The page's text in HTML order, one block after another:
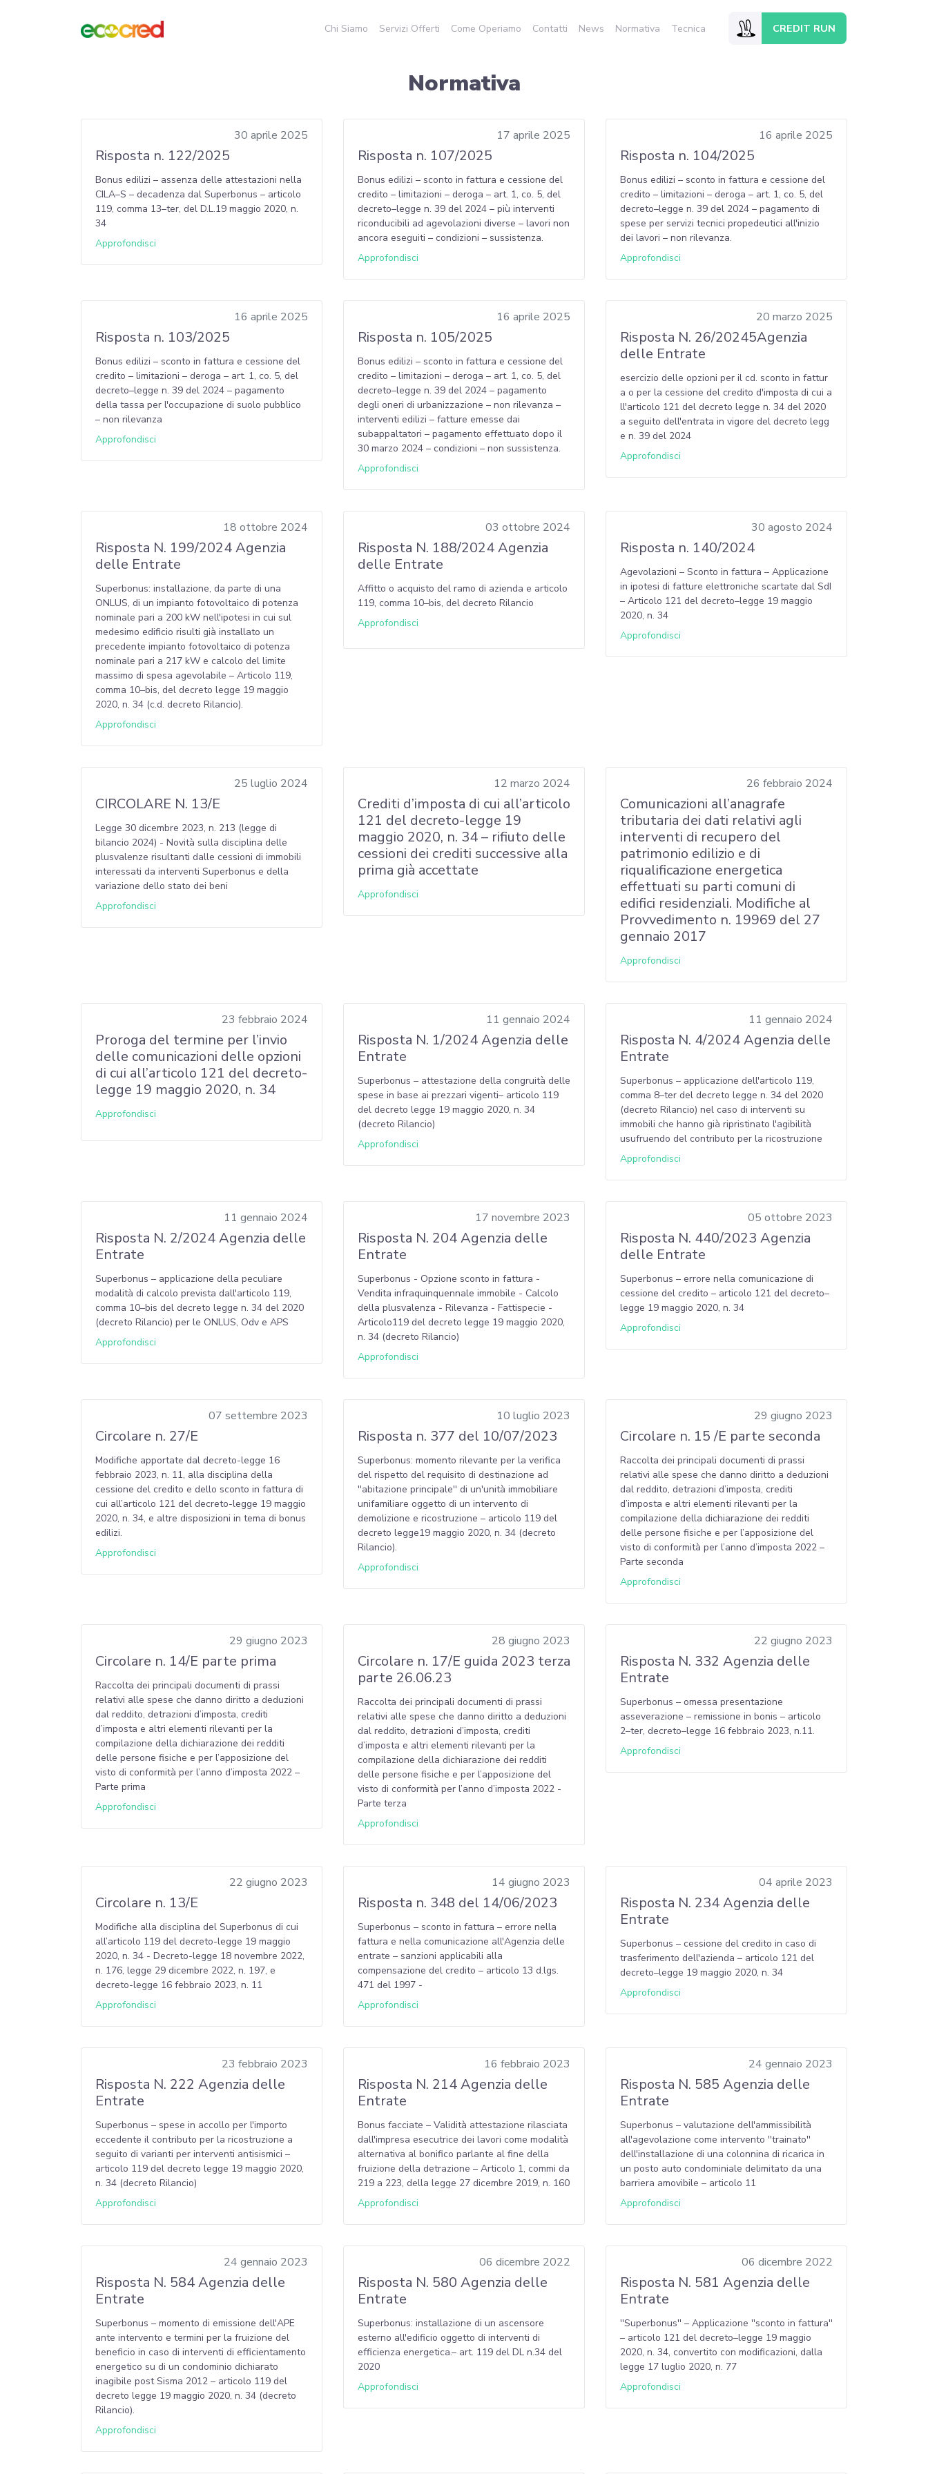
Chi Siamo Servizi Offerti Come Operiamo Contatti News Normativa Tecnica CREDIT RUN
Normativa
30 aprile 2025
Risposta n. 122/2025
Bonus edilizi – assenza delle attestazioni nella
CILA–S – decadenza dal Superbonus – articolo
119, comma 13–ter, del D.L.19 maggio 2020, n.
34
Approfondisci
17 aprile 2025
Risposta n. 107/2025
Bonus edilizi – sconto in fattura e cessione del
credito – limitazioni – deroga – art. 1, co. 5, del
decreto–legge n. 39 del 2024 – più interventi
riconducibili ad agevolazioni diverse – lavori non
ancora eseguiti – condizioni – sussistenza.
Approfondisci
16 aprile 2025
Risposta n. 104/2025
Bonus edilizi – sconto in fattura e cessione del
credito – limitazioni – deroga – art. 1, co. 5, del
decreto–legge n. 39 del 2024 – pagamento di
spese per servizi tecnici propedeutici all'inizio
dei lavori – non rilevanza.
Approfondisci
16 aprile 2025
Risposta n. 103/2025
Bonus edilizi – sconto in fattura e cessione del
credito – limitazioni – deroga – art. 1, co. 5, del
decreto–legge n. 39 del 2024 – pagamento
della tassa per l'occupazione di suolo pubblico
– non rilevanza
Approfondisci
16 aprile 2025
Risposta n. 105/2025
Bonus edilizi – sconto in fattura e cessione del
credito – limitazioni – deroga – art. 1, co. 5, del
decreto–legge n. 39 del 2024 – pagamento
degli oneri di urbanizzazione – non rilevanza –
interventi edilizi – fatture emesse dai
subappaltatori – pagamento effettuato dopo il
30 marzo 2024 – condizioni – non sussistenza.
Approfondisci
20 marzo 2025
Risposta N. 26/20245Agenzia
delle Entrate
esercizio delle opzioni per il cd. sconto in fattur
a o per la cessione del credito d'imposta di cui a
ll'articolo 121 del decreto legge n. 34 del 2020
a seguito dell'entrata in vigore del decreto legg
e n. 39 del 2024
Approfondisci
18 ottobre 2024
Risposta N. 199/2024 Agenzia
delle Entrate
Superbonus: installazione, da parte di una
ONLUS, di un impianto fotovoltaico di potenza
nominale pari a 200 kW nell'ipotesi in cui sul
medesimo edificio risulti già installato un
precedente impianto fotovoltaico di potenza
nominale pari a 217 kW e calcolo del limite
massimo di spesa agevolabile – Articolo 119,
comma 10–bis, del decreto legge 19 maggio
2020, n. 34 (c.d. decreto Rilancio).
Approfondisci
03 ottobre 2024
Risposta N. 188/2024 Agenzia
delle Entrate
Affitto o acquisto del ramo di azienda e articolo
119, comma 10–bis, del decreto Rilancio
Approfondisci
30 agosto 2024
Risposta n. 140/2024
Agevolazioni – Sconto in fattura – Applicazione
in ipotesi di fatture elettroniche scartate dal SdI
– Articolo 121 del decreto–legge 19 maggio
2020, n. 34
Approfondisci
25 luglio 2024
CIRCOLARE N. 13/E
Legge 30 dicembre 2023, n. 213 (legge di
bilancio 2024) - Novità sulla disciplina delle
plusvalenze risultanti dalle cessioni di immobili
interessati da interventi Superbonus e della
variazione dello stato dei beni
Approfondisci
12 marzo 2024
Crediti d’imposta di cui all’articolo
121 del decreto-legge 19
maggio 2020, n. 34 – rifiuto delle
cessioni dei crediti successive alla
prima già accettate
Approfondisci
26 febbraio 2024
Comunicazioni all’anagrafe
tributaria dei dati relativi agli
interventi di recupero del
patrimonio edilizio e di
riqualificazione energetica
effettuati su parti comuni di
edifici residenziali. Modifiche al
Provvedimento n. 19969 del 27
gennaio 2017
Approfondisci
23 febbraio 2024
Proroga del termine per l’invio
delle comunicazioni delle opzioni
di cui all’articolo 121 del decreto-
legge 19 maggio 2020, n. 34
Approfondisci
11 gennaio 2024
Risposta N. 1/2024 Agenzia delle
Entrate
Superbonus – attestazione della congruità delle
spese in base ai prezzari vigenti– articolo 119
del decreto legge 19 maggio 2020, n. 34
(decreto Rilancio)
Approfondisci
11 gennaio 2024
Risposta N. 4/2024 Agenzia delle
Entrate
Superbonus – applicazione dell'articolo 119,
comma 8–ter del decreto legge n. 34 del 2020
(decreto Rilancio) nel caso di interventi su
immobili che hanno già ripristinato l'agibilità
usufruendo del contributo per la ricostruzione
Approfondisci
11 gennaio 2024
Risposta N. 2/2024 Agenzia delle
Entrate
Superbonus – applicazione della peculiare
modalità di calcolo prevista dall'articolo 119,
comma 10–bis del decreto legge n. 34 del 2020
(decreto Rilancio) per le ONLUS, Odv e APS
Approfondisci
17 novembre 2023
Risposta N. 204 Agenzia delle
Entrate
Superbonus - Opzione sconto in fattura -
Vendita infraquinquennale immobile - Calcolo
della plusvalenza - Rilevanza - Fattispecie -
Articolo119 del decreto legge 19 maggio 2020,
n. 34 (decreto Rilancio)
Approfondisci
05 ottobre 2023
Risposta N. 440/2023 Agenzia
delle Entrate
Superbonus – errore nella comunicazione di
cessione del credito – articolo 121 del decreto–
legge 19 maggio 2020, n. 34
Approfondisci
07 settembre 2023
Circolare n. 27/E
Modifiche apportate dal decreto-legge 16
febbraio 2023, n. 11, alla disciplina della
cessione del credito e dello sconto in fattura di
cui all’articolo 121 del decreto-legge 19 maggio
2020, n. 34, e altre disposizioni in tema di bonus
edilizi.
Approfondisci
10 luglio 2023
Risposta n. 377 del 10/07/2023
Superbonus: momento rilevante per la verifica
del rispetto del requisito di destinazione ad
''abitazione principale'' di un'unità immobiliare
unifamiliare oggetto di un intervento di
demolizione e ricostruzione – articolo 119 del
decreto legge19 maggio 2020, n. 34 (decreto
Rilancio).
Approfondisci
29 giugno 2023
Circolare n. 15 /E parte seconda
Raccolta dei principali documenti di prassi
relativi alle spese che danno diritto a deduzioni
dal reddito, detrazioni d’imposta, crediti
d’imposta e altri elementi rilevanti per la
compilazione della dichiarazione dei redditi
delle persone fisiche e per l’apposizione del
visto di conformità per l’anno d’imposta 2022 –
Parte seconda
Approfondisci
29 giugno 2023
Circolare n. 14/E parte prima
Raccolta dei principali documenti di prassi
relativi alle spese che danno diritto a deduzioni
dal reddito, detrazioni d’imposta, crediti
d’imposta e altri elementi rilevanti per la
compilazione della dichiarazione dei redditi
delle persone fisiche e per l’apposizione del
visto di conformità per l’anno d’imposta 2022 –
Parte prima
Approfondisci
28 giugno 2023
Circolare n. 17/E guida 2023 terza
parte 26.06.23
Raccolta dei principali documenti di prassi
relativi alle spese che danno diritto a deduzioni
dal reddito, detrazioni d’imposta, crediti
d’imposta e altri elementi rilevanti per la
compilazione della dichiarazione dei redditi
delle persone fisiche e per l’apposizione del
visto di conformità per l’anno d’imposta 2022 -
Parte terza
Approfondisci
22 giugno 2023
Risposta N. 332 Agenzia delle
Entrate
Superbonus – omessa presentazione
asseverazione – remissione in bonis – articolo
2–ter, decreto–legge 16 febbraio 2023, n.11.
Approfondisci
22 giugno 2023
Circolare n. 13/E
Modifiche alla disciplina del Superbonus di cui
all’articolo 119 del decreto-legge 19 maggio
2020, n. 34 - Decreto-legge 18 novembre 2022,
n. 176, legge 29 dicembre 2022, n. 197, e
decreto-legge 16 febbraio 2023, n. 11
Approfondisci
14 giugno 2023
Risposta n. 348 del 14/06/2023
Superbonus – sconto in fattura – errore nella
fattura e nella comunicazione all'Agenzia delle
entrate – sanzioni applicabili alla
compensazione del credito – articolo 13 d.lgs.
471 del 1997 -
Approfondisci
04 aprile 2023
Risposta N. 234 Agenzia delle
Entrate
Superbonus – cessione del credito in caso di
trasferimento dell'azienda – articolo 121 del
decreto–legge 19 maggio 2020, n. 34
Approfondisci
23 febbraio 2023
Risposta N. 222 Agenzia delle
Entrate
Superbonus – spese in accollo per l'importo
eccedente il contributo per la ricostruzione a
seguito di varianti per interventi antisismici –
articolo 119 del decreto legge 19 maggio 2020,
n. 34 (decreto Rilancio)
Approfondisci
16 febbraio 2023
Risposta N. 214 Agenzia delle
Entrate
Bonus facciate – Validità attestazione rilasciata
dall'impresa esecutrice dei lavori come modalità
alternativa al bonifico parlante al fine della
fruizione della detrazione – Articolo 1, commi da
219 a 223, della legge 27 dicembre 2019, n. 160
Approfondisci
24 gennaio 2023
Risposta N. 585 Agenzia delle
Entrate
Superbonus – valutazione dell'ammissibilità
all'agevolazione come intervento ''trainato''
dell'installazione di una colonnina di ricarica in
un posto auto condominiale delimitato da una
barriera amovibile – articolo 11
Approfondisci
24 gennaio 2023
Risposta N. 584 Agenzia delle
Entrate
Superbonus – momento di emissione dell'APE
ante intervento e termini per la fruizione del
beneficio in caso di interventi di efficientamento
energetico su di un condominio dichiarato
inagibile post Sisma 2012 – articolo 119 del
decreto legge 19 maggio 2020, n. 34 (decreto
Rilancio).
Approfondisci
06 dicembre 2022
Risposta N. 580 Agenzia delle
Entrate
Superbonus: installazione di un ascensore
esterno all'edificio oggetto di interventi di
efficienza energetica.– art. 119 del DL n.34 del
2020
Approfondisci
06 dicembre 2022
Risposta N. 581 Agenzia delle
Entrate
''Superbonus'' – Applicazione ''sconto in fattura''
– articolo 121 del decreto–legge 19 maggio
2020, n. 34, convertito con modificazioni, dalla
legge 17 luglio 2020, n. 77
Approfondisci